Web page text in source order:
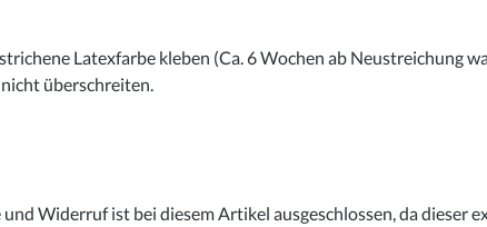
Latexfarbe kleben (Ca. 6 Wochen ab Neustreichung
überschreiten.
Widerruf ist bei diesem Artikel ausgeschlossen, da dieser